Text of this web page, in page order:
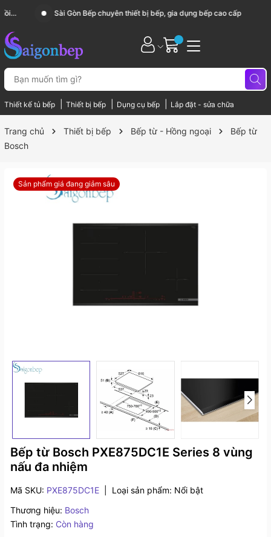
Sài Gòn Bếp chuyên thiết bị bếp, gia dụng bếp cao cấp
Thiết kế tủ bếp Thiết bị bếp Dụng cụ bếp Lắp đặt - sửa chữa
Trang chủ Thiết bị bếp Bếp từ - Hồng ngoại
Bếp từ
Bosch
Sản phẩm giá đang giảm sâu
Bếp từ Bosch PXE875DC1E Series 8 vùng
nấu đa nhiệm
Mã SKU: PXE875DC1E Loại sản phẩm: Nổi bật
Thương hiệu: Bosch
Tình trạng: Còn hàng